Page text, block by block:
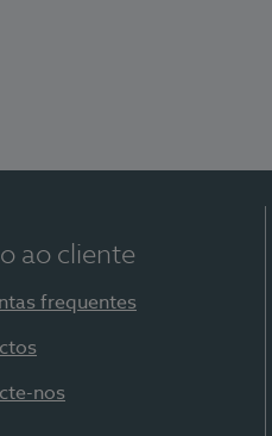
ao cliente
frequentes
nos